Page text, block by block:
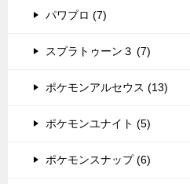
パワプロ (7)
スプラトゥーン３ (7)
ポケモンアルセウス (13)
ポケモンユナイト (5)
ポケモンスナップ (6)